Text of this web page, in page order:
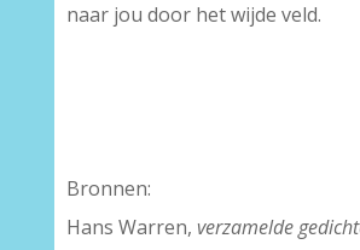
naar jou door het wijde veld.
Bronnen:
Hans Warren, verzamelde